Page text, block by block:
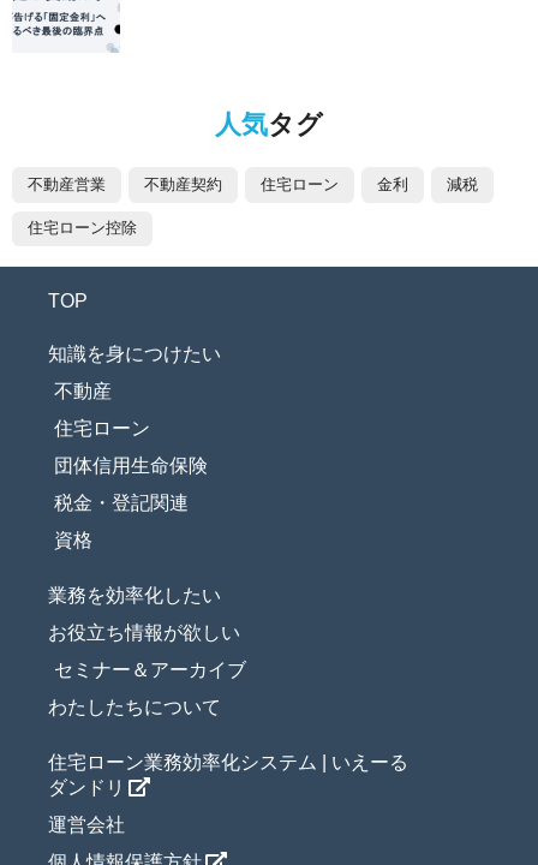
人気タグ
不動産営業 不動産契約 住宅ローン 金利 減税
住宅ローン控除
TOP
知識を身につけたい
不動産
住宅ローン
団体信用生命保険
税金・登記関連
資格
業務を効率化したい
お役立ち情報が欲しい
セミナー＆アーカイブ
わたしたちについて
住宅ローン業務効率化システム | いえーる
ダンドリ
運営会社